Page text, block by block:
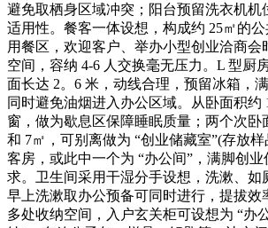
避免取栖身区域冲突；阳台预留洗衣机机
适用性。餐客一体设想，构成约 25㎡的
用餐区，欢迎客户、举办小型创业洽商会
空间，容纳 4-6 人交换毫无压力。L 型厨
面长达 2。6 米，动线合理，预留冰箱，
同时避免油烟进入办公区域。从卧面积约
窗，做为歇息区保障睡眠质量；两个次卧
和 7㎡，可别离做为 “创业储藏室”(存放
客房，或此中一个为 “办公间”，满脚创
求。卫生间采用干湿分手设想，洗漱、如
早上洗漱取办公预备可同时进行，提拔效
多处收纳空间，入户玄关柜可设想为 “办